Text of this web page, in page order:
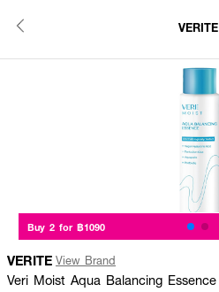
VERITE
Buy 2 for ฿1090
VERITE View Brand
Veri Moist Aqua Balancing Essence